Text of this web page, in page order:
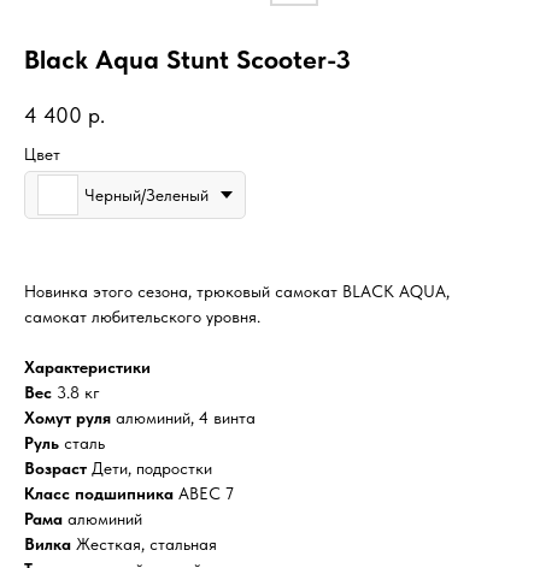
Black Aqua Stunt Scooter-3
4 400 р.
Цвет
Черный/Зеленый
Новинка этого сезона, трюковый самокат BLACK AQUA,
самокат любительского уровня.
Характеристики
Вес 3.8 кг
Хомут руля алюминий, 4 винта
Руль сталь
Возраст Дети, подростки
Класс подшипника ABEC 7
Рама алюминий
Вилка Жесткая, стальная